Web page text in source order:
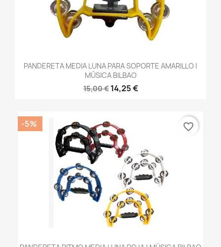
PANDERETA MEDIA LUNA PARA SOPORTE AMARILLO |
MÚSICA BILBAO
15,00 € 14,25 €
-5% favorite_border